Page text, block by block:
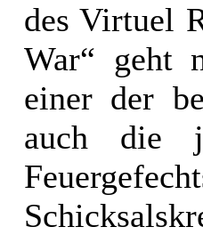
des Virtuel
War“ geht
einer der
auch die